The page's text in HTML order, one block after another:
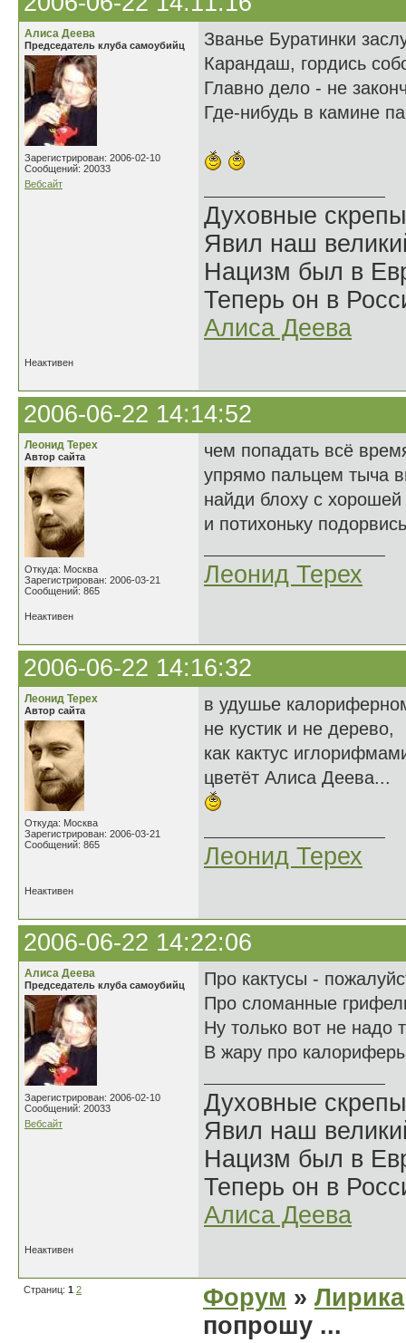
Алиса Деева
Председатель клуба самоубийц
Зарегистрирован: 2006-02-10
Сообщений: 20033
Вебсайт
Званье Буратинки
Карандаш, гордись
Главно дело - не
Где-нибудь в камине
Духовные
Явил наш
Нацизм был в
Теперь он в
Алиса Деева
Неактивен
2006-06-22 14:14:52
Леонид Терех
Автор сайта
Откуда: Москва
Зарегистрирован: 2006-03-21
Сообщений: 865
чем попадать всё
упрямо пальцем тыча
найди блоху с
и потихоньку
Леонид Терех
Неактивен
2006-06-22 14:16:32
Леонид Терех
Автор сайта
Откуда: Москва
Зарегистрирован: 2006-03-21
Сообщений: 865
в удушье
не кустик и не дерево,
как кактус
цветёт Алиса Деева...
Леонид Терех
Неактивен
2006-06-22 14:22:06
Алиса Деева
Председатель клуба самоубийц
Зарегистрирован: 2006-02-10
Сообщений: 20033
Вебсайт
Про кактусы -
Про сломанные
Ну только вот не надо
В жару про
Духовные
Явил наш
Нацизм был в
Теперь он в
Алиса Деева
Неактивен
Страниц: 1 2 Форум » Лирика
попрошу ...